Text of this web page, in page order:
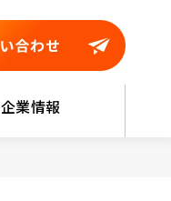
企業情報